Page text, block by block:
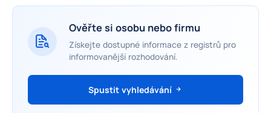
Ověřte si osobu nebo firmu
Získejte dostupné informace z registrů pro
informovanější rozhodování.
Spustit vyhledávání